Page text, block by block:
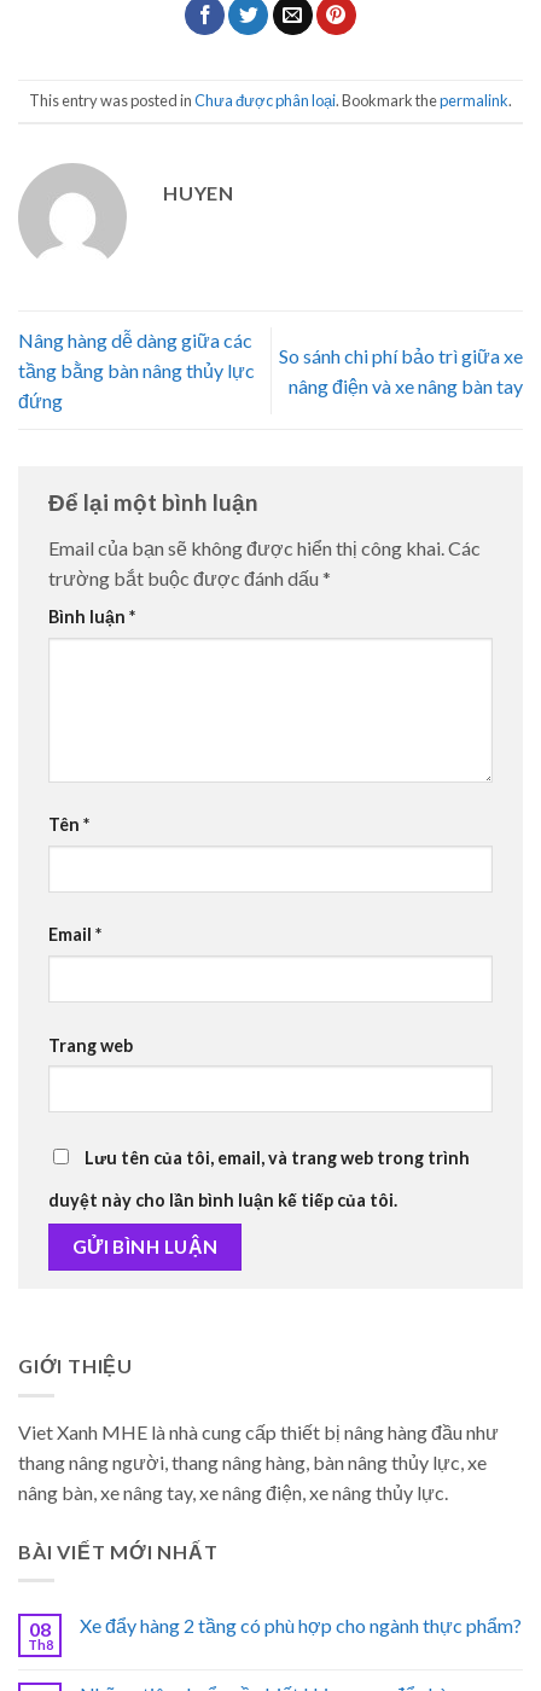
This entry was posted inChưa được phân loại. Bookmark thepermalink.
HUYEN
Nâng hàng dễ dàng giữa các
tầng bằng bàn nâng thủy lực
đứng
So sánh chi phí bảo trì giữa xe
nâng điện và xe nâng bàn tay
Để lại một bình luận
Email của bạn sẽ không được hiển thị công khai.Các
trường bắt buộc được đánh dấu *
Bình luận *
Tên *
Email *
Trang web
Lưu tên của tôi, email, và trang web trong trình
duyệt này cho lần bình luận kế tiếp của tôi.
GIỚI THIỆU
Viet Xanh MHE là nhà cung cấp thiết bị nâng hàng đầu như
thang nâng người, thang nâng hàng, bàn nâng thủy lực, xe
nâng bàn, xe nâng tay, xe nâng điện, xe nâng thủy lực.
BÀI VIẾT MỚI NHẤT
08
Th8
Xe đẩy hàng 2 tầng có phù hợp cho ngành thực phẩm?